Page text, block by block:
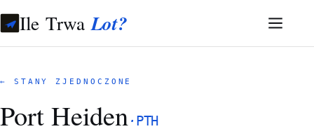
Ile TrwaLot?
← STANY ZJEDNOCZONE
Port Heiden· PTH